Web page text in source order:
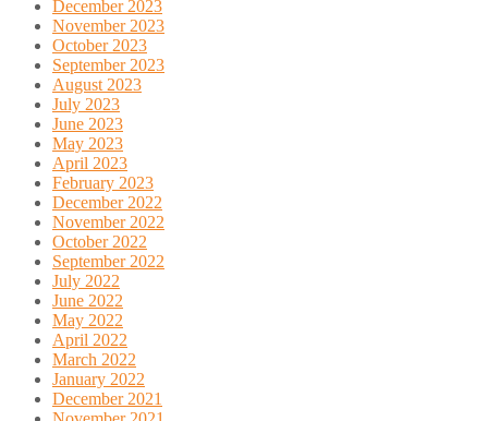
December 2023
November 2023
October 2023
September 2023
August 2023
July 2023
June 2023
May 2023
April 2023
February 2023
December 2022
November 2022
October 2022
September 2022
July 2022
June 2022
May 2022
April 2022
March 2022
January 2022
December 2021